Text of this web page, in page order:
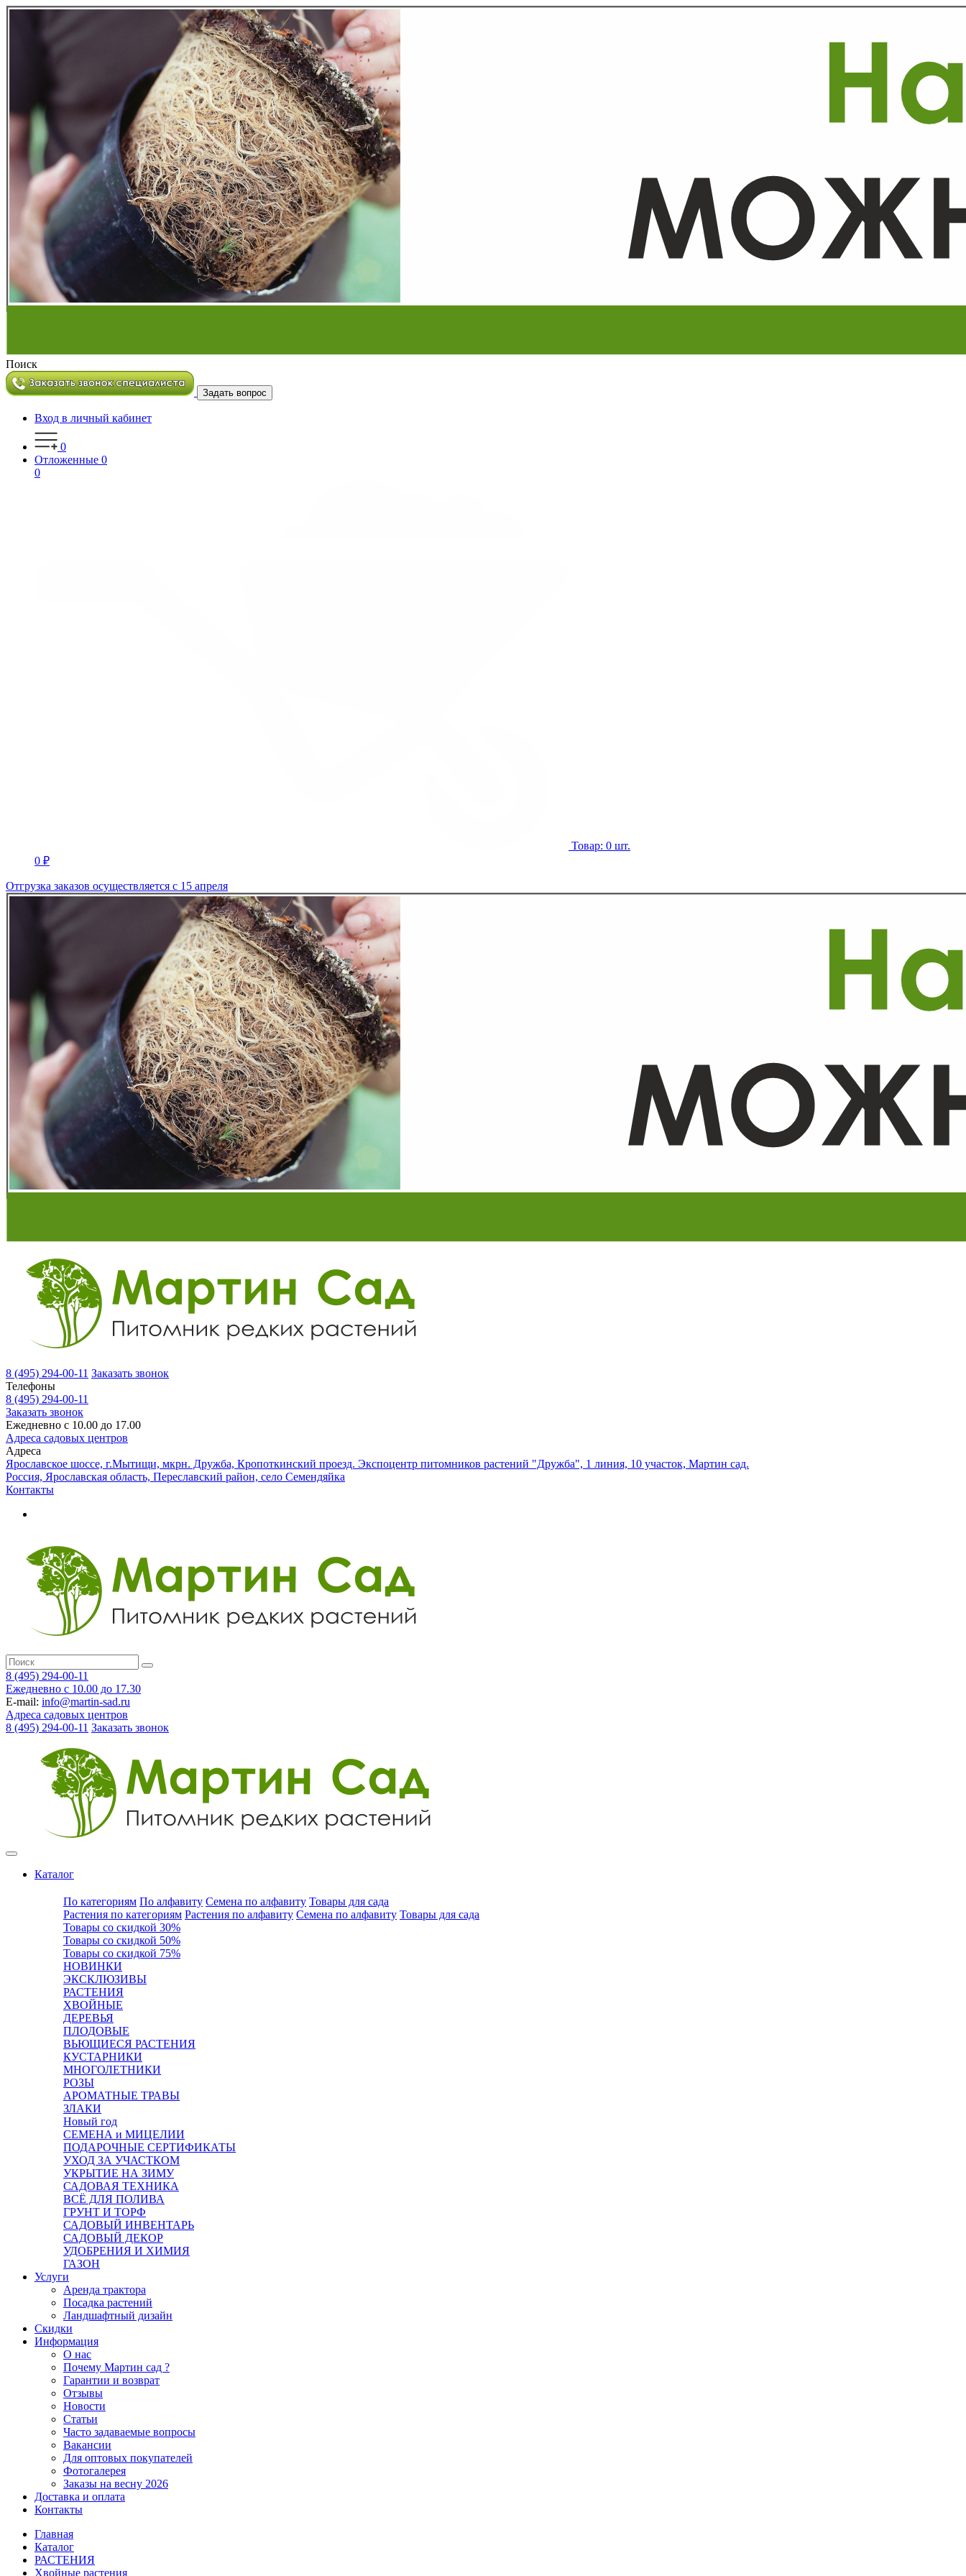
Поиск
Задать вопрос
Вход в личный кабинет
0
Отложенные 0
0
Товар: 0 шт.
0 ₽
Отгрузка заказов осуществляется с 15 апреля
8 (495) 294-00-11 Заказать звонок
Телефоны
8 (495) 294-00-11
Заказать звонок
Ежедневно с 10.00 до 17.00
Адреса садовых центров
Адреса
Ярославское шоссе, г.Мытищи, мкрн. Дружба, Кропоткинский проезд. Экспоцентр питомников растений "Дружба", 1 линия, 10 участок, Мартин сад.
Россия, Ярославская область, Переславский район, село Семендяйка
Контакты
8 (495) 294-00-11
Ежедневно с 10.00 до 17.30
E-mail: info@martin-sad.ru
Адреса садовых центров
8 (495) 294-00-11 Заказать звонок
Каталог
По категориям По алфавиту Семена по алфавиту Товары для сада
Растения по категориям Растения по алфавиту Семена по алфавиту Товары для сада
Товары со скидкой 30%
Товары со скидкой 50%
Товары со скидкой 75%
НОВИНКИ
ЭКСКЛЮЗИВЫ
РАСТЕНИЯ
ХВОЙНЫЕ
ДЕРЕВЬЯ
ПЛОДОВЫЕ
ВЬЮЩИЕСЯ РАСТЕНИЯ
КУСТАРНИКИ
МНОГОЛЕТНИКИ
РОЗЫ
АРОМАТНЫЕ ТРАВЫ
ЗЛАКИ
Новый год
СЕМЕНА и МИЦЕЛИИ
ПОДАРОЧНЫЕ СЕРТИФИКАТЫ
УХОД ЗА УЧАСТКОМ
УКРЫТИЕ НА ЗИМУ
САДОВАЯ ТЕХНИКА
ВСЁ ДЛЯ ПОЛИВА
ГРУНТ И ТОРФ
САДОВЫЙ ИНВЕНТАРЬ
САДОВЫЙ ДЕКОР
УДОБРЕНИЯ И ХИМИЯ
ГАЗОН
Услуги
Аренда трактора
Посадка растений
Ландшафтный дизайн
Скидки
Информация
О нас
Почему Мартин сад ?
Гарантии и возврат
Отзывы
Новости
Статьи
Часто задаваемые вопросы
Вакансии
Для оптовых покупателей
Фотогалерея
Заказы на весну 2026
Доставка и оплата
Контакты
Главная
Каталог
РАСТЕНИЯ
Хвойные растения